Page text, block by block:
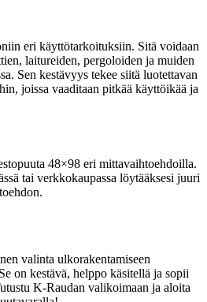
eri käyttötarkoituksiin. Sitä voidaan
laitureiden, pergoloiden ja muiden
Sen kestävyys tekee siitä luotettavan
joissa vaaditaan pitkää käyttöikää ja
48×98 eri mittavaihtoehdoilla.
tai verkkokaupassa löytääksesi juuri
valinta ulkorakentamiseen
on kestävä, helppo käsitellä ja sopii
K-Raudan valikoimaan ja aloita